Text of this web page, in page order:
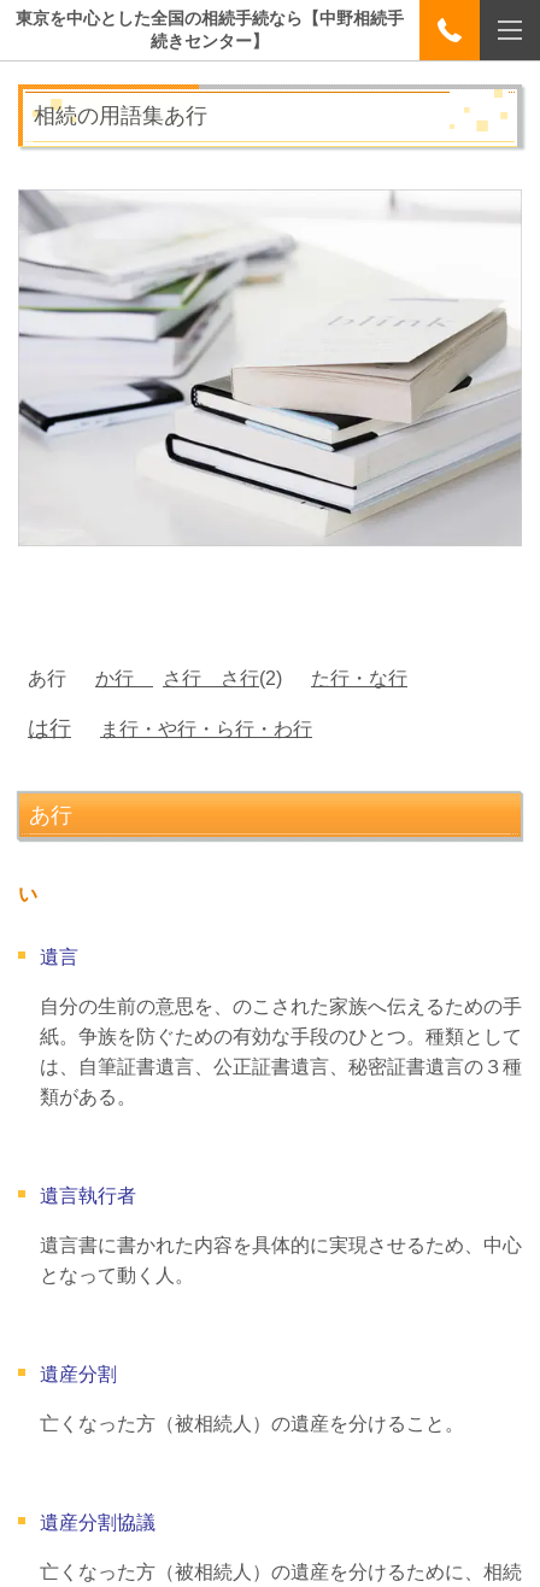
東京を中心とした全国の相続手続なら【中野相続手
続きセンター】
相続の用語集あ行
あ行 か行 さ行 さ行(2) た行・な行
は行 ま行・や行・ら行・わ行
あ行
い
遺言
自分の生前の意思を、のこされた家族へ伝えるための手
紙。争族を防ぐための有効な手段のひとつ。種類として
は、自筆証書遺言、公正証書遺言、秘密証書遺言の３種
類がある。
遺言執行者
遺言書に書かれた内容を具体的に実現させるため、中心
となって動く人。
遺産分割
亡くなった方（被相続人）の遺産を分けること。
遺産分割協議
亡くなった方（被相続人）の遺産を分けるために、相続